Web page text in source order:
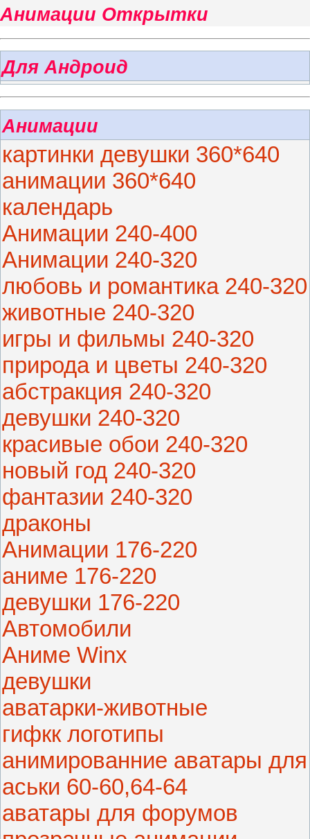
Анимации Открытки
Для Андроид
Анимации
картинки девушки 360*640
анимации 360*640
календарь
Анимации 240-400
Анимации 240-320
любовь и романтика 240-320
животные 240-320
игры и фильмы 240-320
природа и цветы 240-320
абстракция 240-320
девушки 240-320
красивые обои 240-320
новый год 240-320
фантазии 240-320
драконы
Анимации 176-220
аниме 176-220
девушки 176-220
Автомобили
Аниме Winx
девушки
аватарки-животные
гифкк логотипы
анимированние аватары для
аськи 60-60,64-64
аватары для форумов